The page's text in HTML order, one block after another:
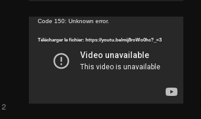
2
Lecteur
Code 150: Unknown error.
Télécharger le fichier: https://youtu.be/mij8roWo0hc?_=3